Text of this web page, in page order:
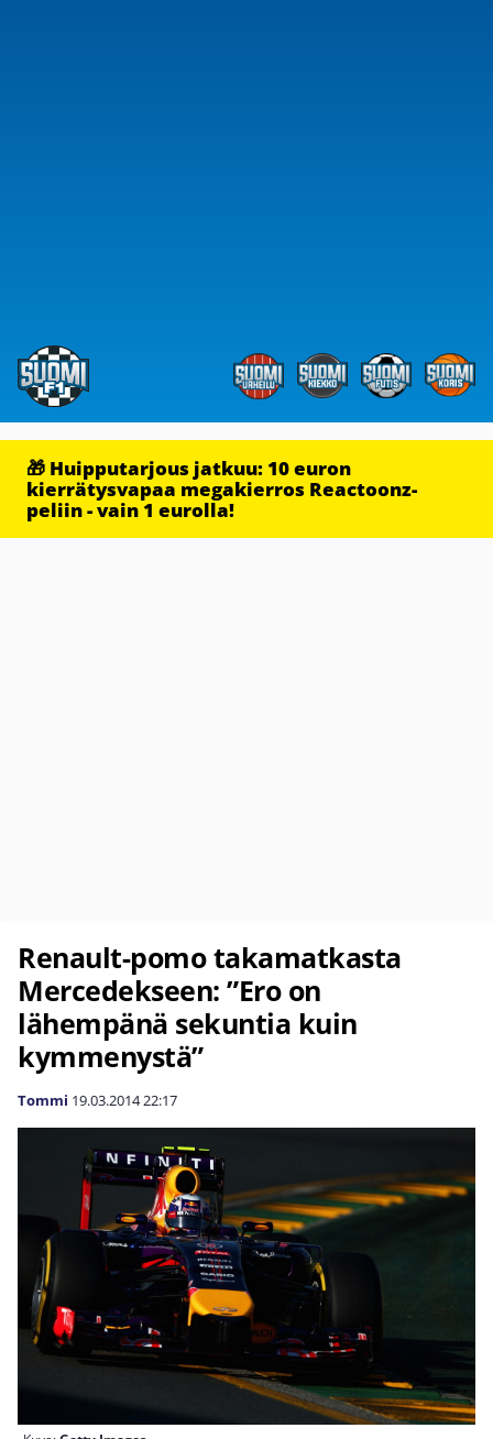
🎁 Huipputarjous jatkuu: 10 euron
kierrätysvapaa megakierros Reactoonz-
peliin - vain 1 eurolla!
Renault-pomo takamatkasta
Mercedekseen: ”Ero on
lähempänä sekuntia kuin
kymmenystä”
Tommi 19.03.201422:17